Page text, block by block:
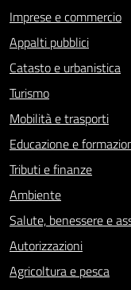
Imprese e commercio
Appalti pubblici
Catasto e urbanistica
Turismo
Mobilità e trasporti
Educazione e
Tributi e finanze
Ambiente
Salute, benessere e
Autorizzazioni
Agricoltura e pesca